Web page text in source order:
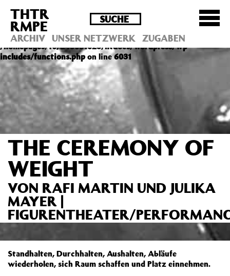
Deprecated : Die Funktion post_permalink ist seit
Version 4.4.0 veraltet! Verwende stattdessen
get_permalink(). in
/homepages/10/d43051023/htdocs/wordpress/wp-
includes/functions.phpon line6031
THTR
RMPE
ARCHIV UNSER NETZWERK ZUGABEN
THE CEREMONY OF
WEIGHT
VON RAFI MARTIN UND JULIKA
MAYER |
FIGURENTHEATER/
Standhalten, Durchhalten, Aushalten, Abläufe
wiederholen, sich Raum schaffen und Platz einnehmen.